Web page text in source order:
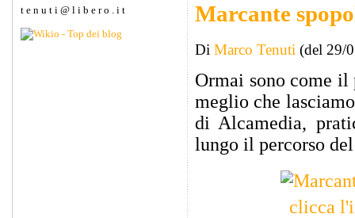
t e n u t i @ l i b e r o . i t Marcante
Di Marco Tenuti (del 29/
Ormai sono come il
meglio che
di Alcamedia,
lungo il percorso
clicca